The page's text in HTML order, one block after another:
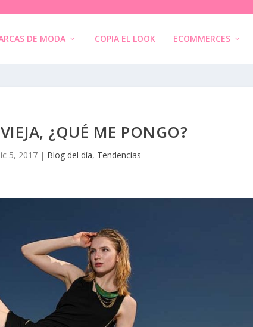
DE MODA COPIA EL LOOK ECOMMERCES
¿QUÉ ME PONGO?
5, 2017 | Blog del día, Tendencias